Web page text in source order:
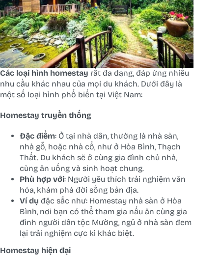
Các loại hình homestay rất đa dạng, đáp ứng nhiều
nhu cầu khác nhau của mọi du khách. Dưới đây là
một số loại hình phổ biến tại Việt Nam:
Homestay truyền thống
Đặc điểm: Ở tại nhà dân, thường là nhà sàn,
nhà gỗ, hoặc nhà cổ, như ở Hòa Bình, Thạch
Thất. Du khách sẽ ở cùng gia đình chủ nhà,
cùng ăn uống và sinh hoạt chung.
Phù hợp với: Người yêu thích trải nghiệm văn
hóa, khám phá đời sống bản địa.
Ví dụ đặc sắc như: Homestay nhà sàn ở Hòa
Bình, nơi bạn có thể tham gia nấu ăn cùng gia
đình người dân tộc Mường, ngủ ở nhà sàn đem
lại trải nghiệm cực kì khác biệt.
Homestay hiện đại